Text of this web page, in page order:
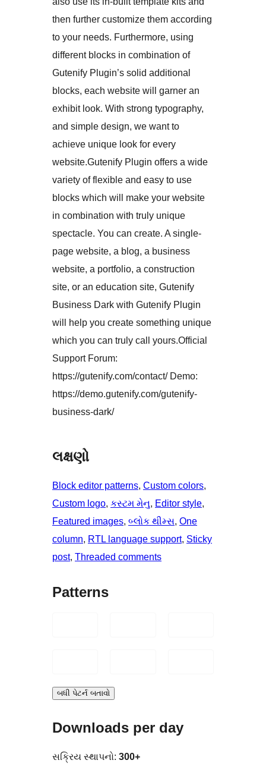
then further customize them according
to your needs. Furthermore, using
different blocks in combination of
Gutenify Plugin’s solid additional
blocks, each website will garner an
exhibit look. With strong typography,
and simple design, we want to
achieve unique look for every
website.Gutenify Plugin offers a wide
variety of flexible and easy to use
blocks which will make your website
in combination with truly unique
spectacle. You can create. A single-
page website, a blog, a business
website, a portfolio, a construction
site, or an education site, Gutenify
Business Dark with Gutenify Plugin
will help you create something unique
which you can truly call yours.Official
Support Forum:
https://gutenify.com/contact/ Demo:
https://demo.gutenify.com/gutenify-
business-dark/
લક્ષણો
Block editor patterns, Custom colors
Custom logo, કસ્ટમ મેનુ, Editor style
Featured images, બ્લોક થીમ્સ, One
column, RTL language support, Sticky
post, Threaded comments
Patterns
બધી પેટર્ન બતાવો
Downloads per day
સક્રિય સ્થાપનો: 300+